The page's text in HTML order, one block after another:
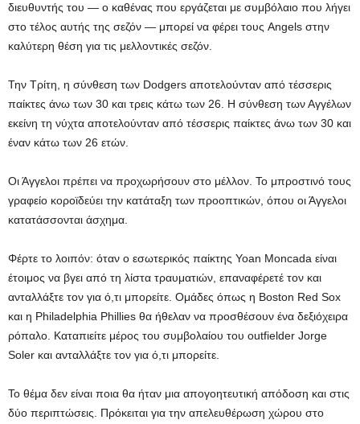
διευθυντής του — ο καθένας που εργάζεται με συμβόλαιο που λήγει
στο τέλος αυτής της σεζόν — μπορεί να φέρει τους Angels στην
καλύτερη θέση για τις μελλοντικές σεζόν.
Την Τρίτη, η σύνθεση των Dodgers αποτελούνταν από τέσσερις
παίκτες άνω των 30 και τρεις κάτω των 26. Η σύνθεση των Αγγέλων
εκείνη τη νύχτα αποτελούνταν από τέσσερις παίκτες άνω των 30 και
έναν κάτω των 26 ετών.
Οι Άγγελοι πρέπει να προχωρήσουν στο μέλλον. Το μπροστινό τους
γραφείο κοροϊδεύει την κατάταξη των προοπτικών, όπου οι Άγγελοι
κατατάσσονται άσχημα.
Φέρτε το λοιπόν: όταν ο εσωτερικός παίκτης Yoan Moncada είναι
έτοιμος να βγει από τη λίστα τραυματιών, επαναφέρετέ τον και
ανταλλάξτε τον για ό,τι μπορείτε. Ομάδες όπως η Boston Red Sox
και η Philadelphia Phillies θα ήθελαν να προσθέσουν ένα δεξιόχειρα
ρόπαλο. Καταπιείτε μέρος του συμβολαίου του outfielder Jorge
Soler και ανταλλάξτε τον για ό,τι μπορείτε.
Το θέμα δεν είναι ποια θα ήταν μια απογοητευτική απόδοση και στις
δύο περιπτώσεις. Πρόκειται για την απελευθέρωση χώρου στο